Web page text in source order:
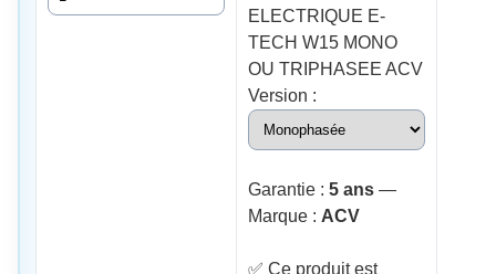
ELECTRIQUE E-
TECH W15 MONO
OU TRIPHASEE ACV
Version :
Garantie : 5 ans—
Marque : ACV
✅ Ce produit est